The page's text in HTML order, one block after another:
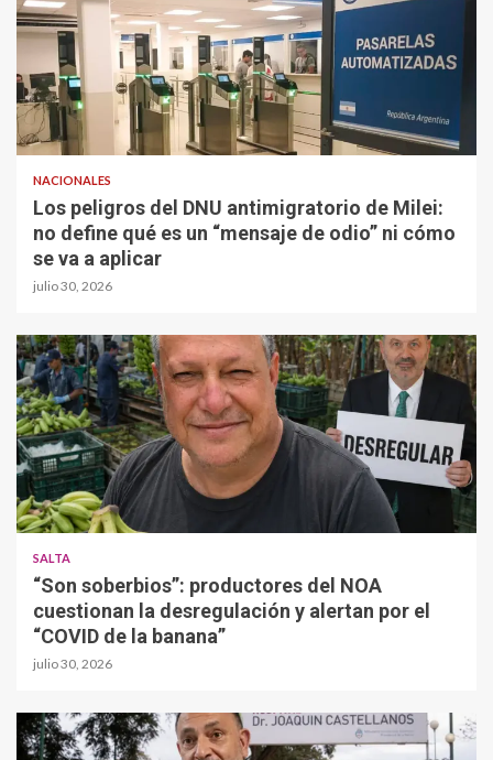
NACIONALES
Los peligros del DNU antimigratorio de Milei:
no define qué es un “mensaje de odio” ni cómo
se va a aplicar
julio 30, 2026
SALTA
“Son soberbios”: productores del NOA
cuestionan la desregulación y alertan por el
“COVID de la banana”
julio 30, 2026